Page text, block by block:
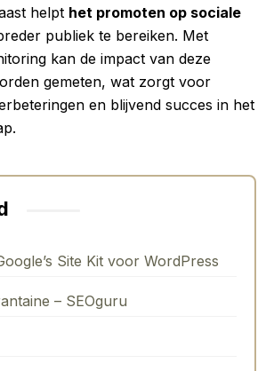
helpt het promoten op sociale
publiek te bereiken. Met
kan de impact van deze
gemeten, wat zorgt voor
en blijvend succes in het
Site Kit voor WordPress
– SEOguru